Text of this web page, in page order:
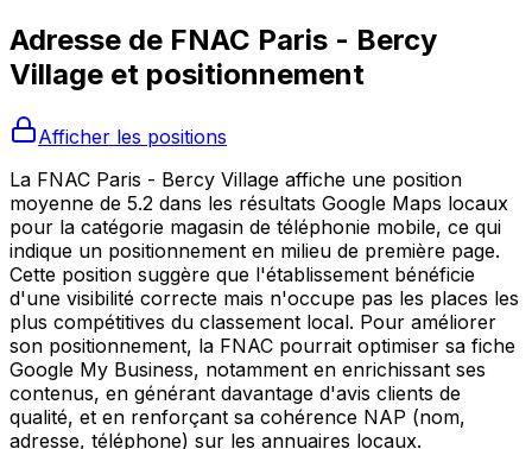
Adresse de FNAC Paris - Bercy
Village et positionnement
Afficher les positions
La FNAC Paris - Bercy Village affiche une position
moyenne de 5.2 dans les résultats Google Maps locaux
pour la catégorie magasin de téléphonie mobile, ce qui
indique un positionnement en milieu de première page.
Cette position suggère que l'établissement bénéficie
d'une visibilité correcte mais n'occupe pas les places les
plus compétitives du classement local. Pour améliorer
son positionnement, la FNAC pourrait optimiser sa fiche
Google My Business, notamment en enrichissant ses
contenus, en générant davantage d'avis clients de
qualité, et en renforçant sa cohérence NAP (nom,
adresse, téléphone) sur les annuaires locaux.